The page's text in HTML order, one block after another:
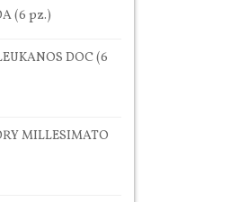
(6 pz.)
DOC (6
MILLESIMATO